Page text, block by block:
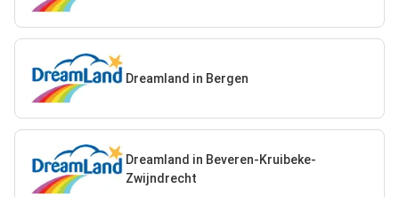
Dreamland in Bergen
Dreamland in Beveren-Kruibeke-
Zwijndrecht